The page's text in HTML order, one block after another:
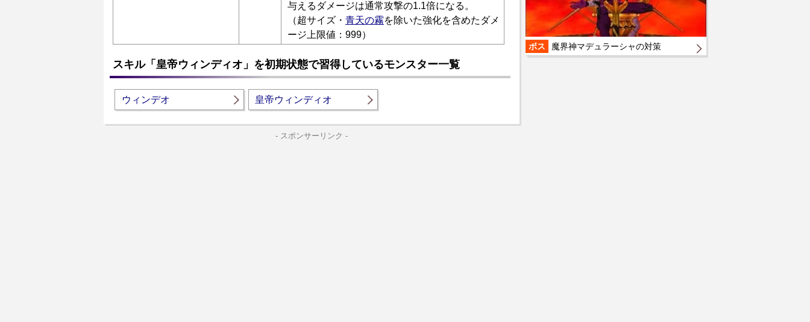
与えるダメージは通常攻撃の1.1倍になる。
（超サイズ・ 青天の霧を除いた強化を含めたダメ
ージ上限値：999）
スキル「皇帝ウィンディオ」を初期状態で習得しているモンスター一覧
ウィンデオ 皇帝ウィンディオ
- スポンサーリンク -
ボス 魔界神マデュラーシャの対策